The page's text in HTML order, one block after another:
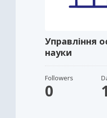
Управління
науки
Followers
0 1